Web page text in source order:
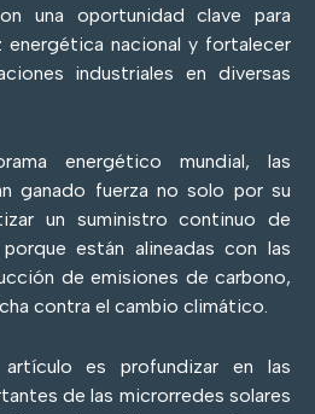
una oportunidad clave para
energética nacional y fortalecer
industriales en diversas
energético mundial, las
ganado fuerza no solo por su
un suministro continuo de
están alineadas con las
de emisiones de carbono,
contra el cambio climático.
es profundizar en las
de las microrredes solares